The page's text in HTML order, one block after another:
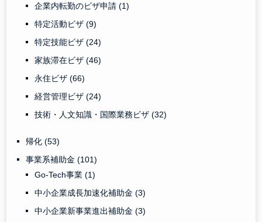
企業内転勤のビザ申請(1)
特定活動ビザ(9)
特定技能ビザ(24)
家族滞在ビザ(46)
永住ビザ(66)
経営管理ビザ(24)
技術・人文知識・国際業務ビザ(32)
帰化(53)
事業系補助金(101)
Go-Tech事業(1)
中小企業成長加速化補助金(3)
中小企業新事業進出補助金(3)